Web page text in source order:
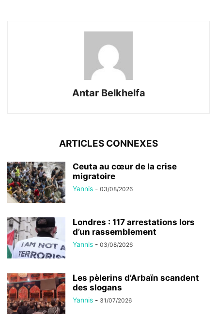
Antar Belkhelfa
ARTICLES CONNEXES
Ceuta au cœur de la crise
migratoire
Yannis - 03/08/2026
Londres : 117 arrestations lors
d’un rassemblement
Yannis - 03/08/2026
Les pèlerins d’Arbaïn scandent
des slogans
Yannis - 31/07/2026